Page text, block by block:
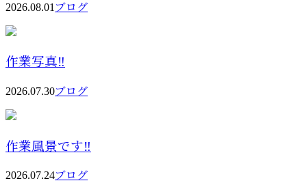
2026.08.01 ブログ
作業写真‼️
2026.07.30ブログ
作業風景です‼️
2026.07.24ブログ